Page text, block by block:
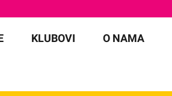
KLUBOVI O NAMA